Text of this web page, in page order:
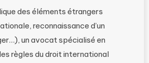
des éléments étrangers
reconnaissance d’un
un avocat spécialisé en
règles du droit international